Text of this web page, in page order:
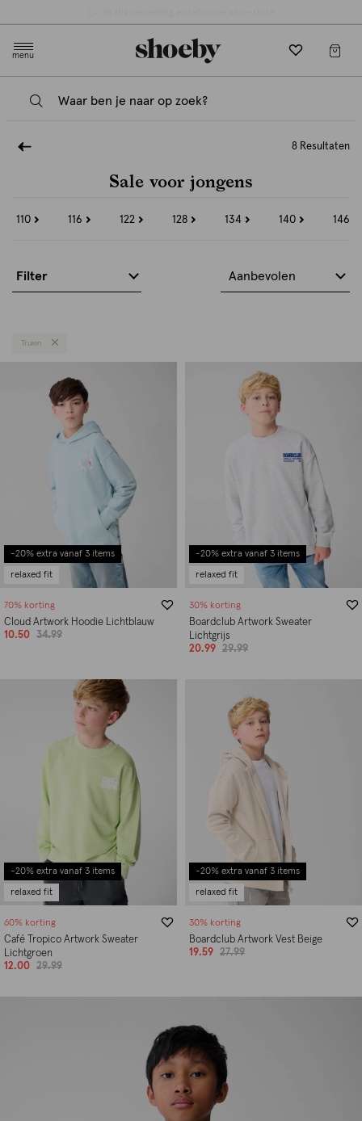
menu
8 Resultaten
Sale voor jongens
110
Refine
116
Refine
122
Refine
128
Refine
134
Refine
140
Refine
146
Filter Aanbevolen
Truien
-20% extra vanaf 3 items
relaxed fit
70% korting
Cloud Artwork Hoodie Lichtblauw
10.50
34.99
-20% extra vanaf 3 items
relaxed fit
30% korting
Boardclub Artwork Sweater
Lichtgrijs
20.99
29.99
-20% extra vanaf 3 items
relaxed fit
60% korting
Café Tropico Artwork Sweater
Lichtgroen
12.00
29.99
-20% extra vanaf 3 items
relaxed fit
30% korting
Boardclub Artwork Vest Beige
19.59
27.99